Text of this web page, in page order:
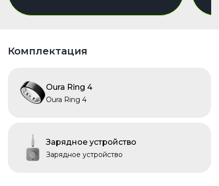
Комплектация
Oura Ring 4
Oura Ring 4
Зарядное устройство
Зарядное устройство